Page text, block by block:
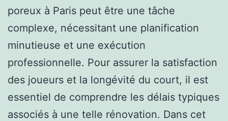
poreux à Paris peut être une tâche
complexe, nécessitant une planification
minutieuse et une exécution
professionnelle. Pour assurer la satisfaction
des joueurs et la longévité du court, il est
essentiel de comprendre les délais typiques
associés à une telle rénovation. Dans cet